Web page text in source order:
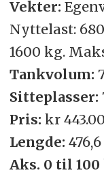
Vekter:
Nyttelast:
1600 kg.
Tankvolum:
Sitteplasser:
Pris: kr
Lengde:
Aks. 0 til